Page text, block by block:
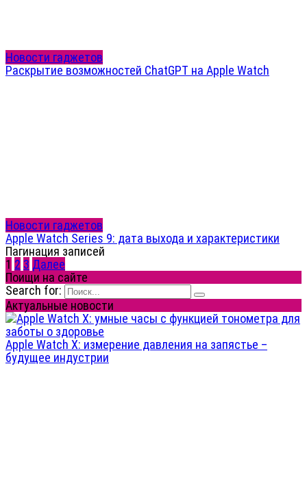
Новости гаджетов
Раскрытие возможностей ChatGPT на Apple Watch
Новости гаджетов
Apple Watch Series 9: дата выхода и характеристики
Пагинация записей
1 2 3 Далее
Поищи на сайте
Search for:
Актуальные новости
Apple Watch X: измерение давления на запястье –
будущее индустрии